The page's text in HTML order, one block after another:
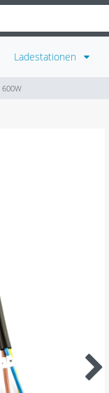
Ladestationen
600W